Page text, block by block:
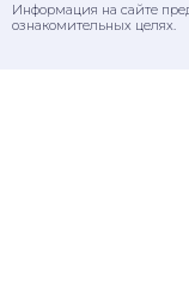
Информация на сайте
ознакомительных целях.